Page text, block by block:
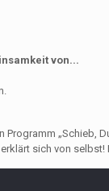
von...
„Schieb,
sich von